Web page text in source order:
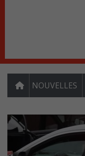
NOUVELLES